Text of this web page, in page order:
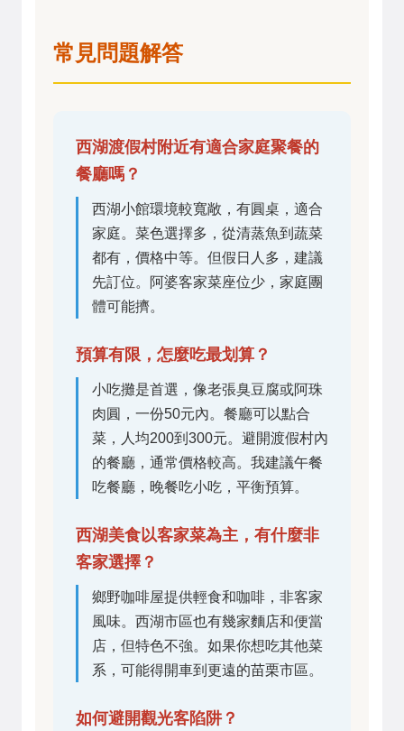
常見問題解答
西湖渡假村附近有適合家庭聚餐的
餐廳嗎？
西湖小館環境較寬敞，有圓桌，適合
家庭。菜色選擇多，從清蒸魚到蔬菜
都有，價格中等。但假日人多，建議
先訂位。阿婆客家菜座位少，家庭團
體可能擠。
預算有限，怎麼吃最划算？
小吃攤是首選，像老張臭豆腐或阿珠
肉圓，一份50元內。餐廳可以點合
菜，人均200到300元。避開渡假村內
的餐廳，通常價格較高。我建議午餐
吃餐廳，晚餐吃小吃，平衡預算。
西湖美食以客家菜為主，有什麼非
客家選擇？
鄉野咖啡屋提供輕食和咖啡，非客家
風味。西湖市區也有幾家麵店和便當
店，但特色不強。如果你想吃其他菜
系，可能得開車到更遠的苗栗市區。
如何避開觀光客陷阱？